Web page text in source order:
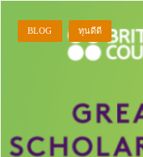
BLOG ทุนดีดี